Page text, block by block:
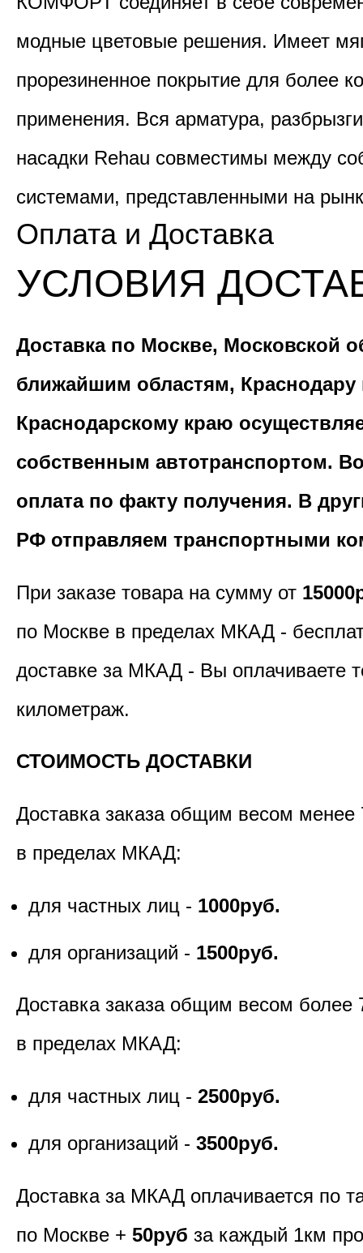
модные цветовые решения. Имеет
прорезиненное покрытие для более
применения. Вся арматура,
насадки Rehau совместимы между
системами, представленными на
Оплата и Доставка
УСЛОВИЯ
Доставка по Москве, Московской
ближайшим областям, Краснодару
Краснодарскому краю
собственным автотранспортом.
оплата по факту получения. В
РФ отправляем транспортными
При заказе товара на сумму от
по Москве в пределах МКАД -
доставке за МКАД - Вы оплачиваете
километраж.
СТОИМОСТЬ ДОСТАВКИ
Доставка заказа общим весом менее
в пределах МКАД:
для частных лиц - 1000руб.
для организаций - 1500руб.
Доставка заказа общим весом более
в пределах МКАД:
для частных лиц - 2500руб.
для организаций - 3500руб.
Доставка за МКАД оплачивается по
по Москве + 50руб за каждый 1км